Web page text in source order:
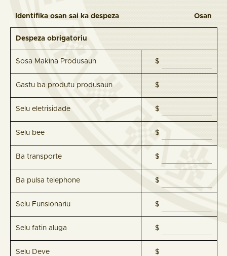
Identifika osan sai ka despeza Osan
Despeza obrigatoriu
Sosa Makina Produsaun $
Gastu ba produtu produsaun $
Selu eletrisidade $
Selu bee $
Ba transporte $
Ba pulsa telephone $
Selu Funsionariu $
Selu fatin aluga $
Selu Deve $